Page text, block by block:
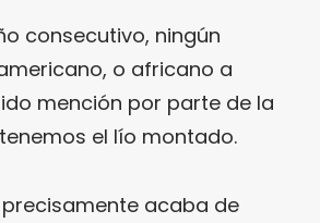
consecutivo, ningún
o africano a
mención por parte de la
tenemos el lío montado.
precisamente acaba de